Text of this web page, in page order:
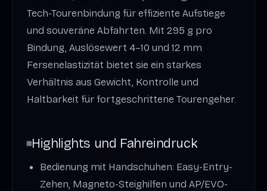
Tech-Tourenbindung für effiziente Aufstiege
und souveräne Abfahrten. Mit 295 g pro
Bindung, Auslösewert 4–10 und 12 mm
Fersenelastizität bietet sie ein starkes
Verhältnis aus Gewicht, Kontrolle und
Haltbarkeit für fortgeschrittene Tourengeher.
Highlights und Fahreindruck
Bedienung mit Handschuhen: Easy-Entry-
Zehen, Magneto-Steighilfen und AP/EVO-